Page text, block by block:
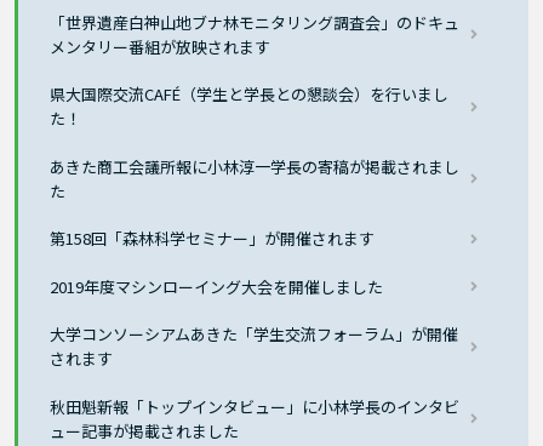
「世界遺産白神山地ブナ林モニタリング調査会」のドキュ
メンタリー番組が放映されます
県大国際交流CAFÉ（学生と学長との懇談会）を行いまし
た！
あきた商工会議所報に小林淳一学長の寄稿が掲載されまし
た
第158回「森林科学セミナー」が開催されます
2019年度マシンローイング大会を開催しました
大学コンソーシアムあきた「学生交流フォーラム」が開催
されます
秋田魁新報「トップインタビュー」に小林学長のインタビ
ュー記事が掲載されました